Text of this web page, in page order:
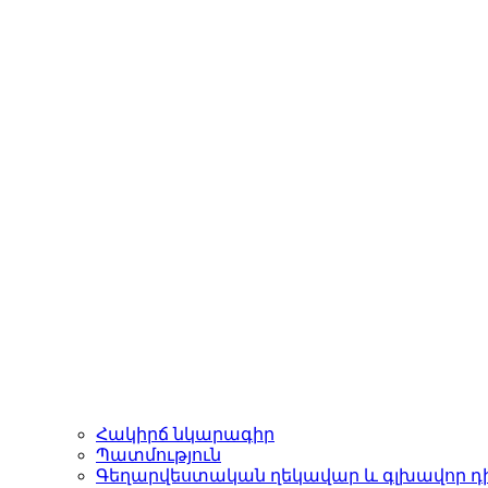
Հակիրճ նկարագիր
Պատմություն
Գեղարվեստական ղեկավար և գլխավոր